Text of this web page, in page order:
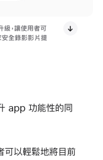
，讓使用者可
安全錄影影片提
app 功能性的同
可以輕鬆地將目前